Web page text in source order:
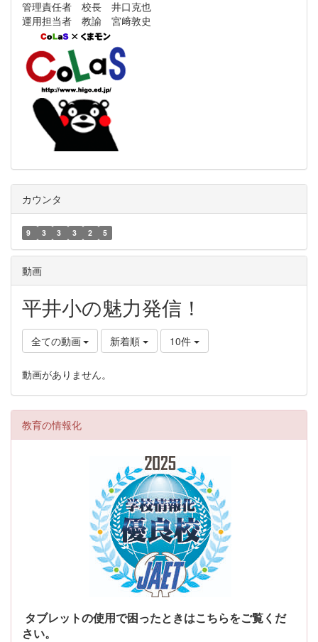
管理責任者 校長 井口克也
運用担当者 教諭 宮﨑敦史
カウンタ
9 3 3 3 2 5
動画
平井小の魅力発信！
全ての動画 新着順 10件
動画がありません。
教育の情報化
タブレットの使用で困ったときはこちらをご覧くだ
さい。